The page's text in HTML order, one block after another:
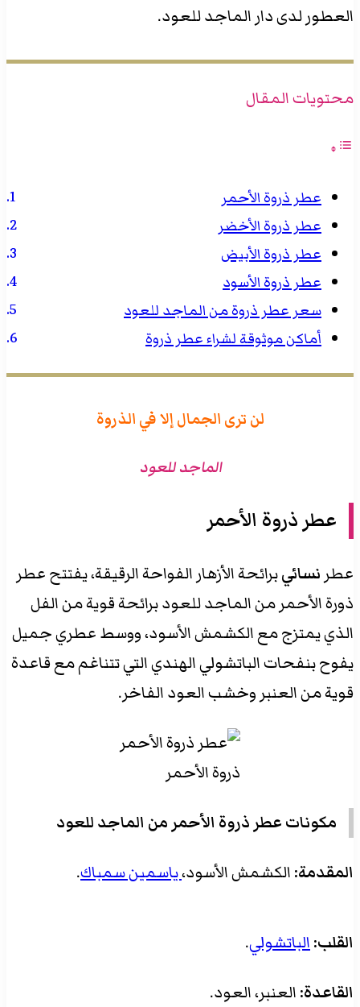
العطور لدى دار الماجد للعود.
محتويات المقال
عطر ذروة الأحمر
عطر ذروة الأخضر
عطر ذروة الأبيض
عطر ذروة الأسود
سعر عطر ذروة من الماجد للعود
أماكن موثوقة لشراء عطر ذروة
لن ترى الجمال إلا في الذروة
الماجد للعود
عطر ذروة الأحمر
عطر نسائيبرائحة الأزهار الفواحة الرقيقة، يفتتح عطر
ذورة الأحمر من الماجد للعود برائحة قوية من الفل
الذي يمتزج مع الكشمش الأسود، ووسط عطري جميل
يفوح بنفحات الباتشولي الهندي التي تتناغم مع قاعدة
قوية من العنبر وخشب العود الفاخر.
ذروة الأحمر
مكونات عطر ذروة الأحمر من الماجد للعود
المقدمة: الكشمش الأسود،ياسمين سمباك.
القلب:الباتشولي.
القاعدة: العنبر، العود.